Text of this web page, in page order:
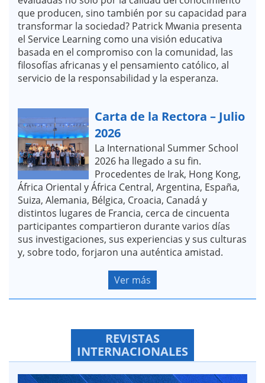
que producen, sino también por su capacidad para
transformar la sociedad? Patrick Mwania presenta
el Service Learning como una visión educativa
basada en el compromiso con la comunidad, las
filosofías africanas y el pensamiento católico, al
servicio de la responsabilidad y la esperanza.
Carta de la Rectora – Julio
2026
La International Summer School
2026 ha llegado a su fin.
Procedentes de Irak, Hong Kong,
África Oriental y África Central, Argentina, España,
Suiza, Alemania, Bélgica, Croacia, Canadá y
distintos lugares de Francia, cerca de cincuenta
participantes compartieron durante varios días
sus investigaciones, sus experiencias y sus culturas
y, sobre todo, forjaron una auténtica amistad.
Ver más
REVISTAS
INTERNACIONALES